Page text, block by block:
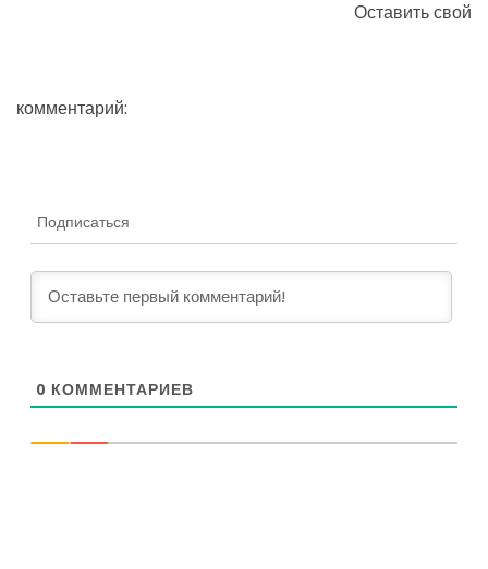
Оставить свой
комментарий:
Подписаться
0 КОММЕНТАРИЕВ